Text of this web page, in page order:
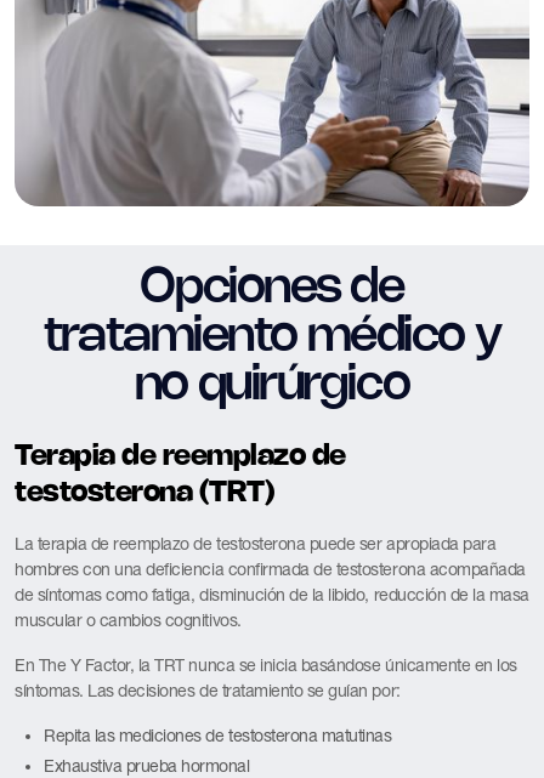
Opciones de
tratamiento médico y
no quirúrgico
Terapia de reemplazo de
testosterona (TRT)
La terapia de reemplazo de testosterona puede ser apropiada para
hombres con una deficiencia confirmada de testosterona acompañada
de síntomas como fatiga, disminución de la libido, reducción de la masa
muscular o cambios cognitivos.
En The Y Factor, la TRT nunca se inicia basándose únicamente en los
síntomas. Las decisiones de tratamiento se guían por:
Repita las mediciones de testosterona matutinas
Exhaustiva prueba hormonal